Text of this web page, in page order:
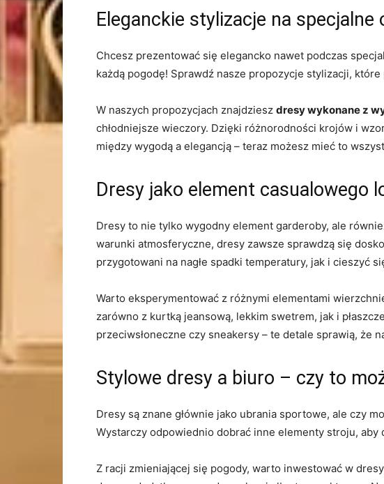
Eleganckie stylizacje na specjalne
Chcesz prezentować się elegancko nawet podczas
każdą pogodę! Sprawdź nasze propozycje stylizacji,
W naszych propozycjach znajdziesz dresy wykonane z
chłodniejsze wieczory. Dzięki różnorodności krojów i
między wygodą a elegancją – teraz możesz mieć to
Dresy jako element casualowego
Dresy to nie tylko wygodny element garderoby, ale
warunki atmosferyczne, dresy zawsze sprawdzą się
przygotowani na nagłe spadki temperatury, jak i cieszyć
Warto eksperymentować z różnymi elementami
zarówno z kurtką jeansową, lekkim swetrem, jak i
przeciwsłoneczne czy sneakersy – te detale sprawią, że
Stylowe dresy a biuro – czy to
Dresy są znane głównie jako ubrania sportowe, ale czy
Wystarczy odpowiednio dobrać inne elementy stroju,
Z racji zmieniającej się pogody, warto inwestować w